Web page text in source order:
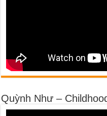
Quỳnh Như –